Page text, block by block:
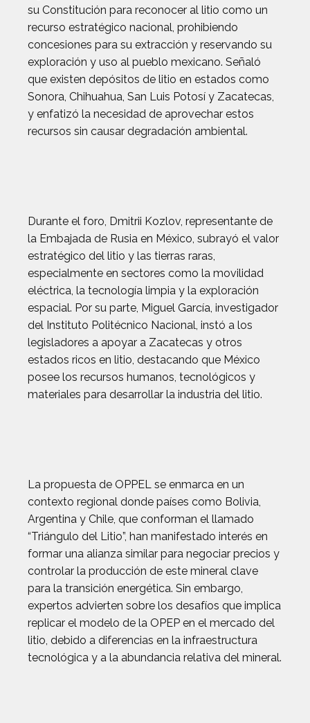
su Constitución para reconocer al litio como un
recurso estratégico nacional, prohibiendo
concesiones para su extracción y reservando su
exploración y uso al pueblo mexicano. Señaló
que existen depósitos de litio en estados como
Sonora, Chihuahua, San Luis Potosí y Zacatecas,
y enfatizó la necesidad de aprovechar estos
recursos sin causar degradación ambiental.
Durante el foro, Dmitrii Kozlov, representante de
la Embajada de Rusia en México, subrayó el valor
estratégico del litio y las tierras raras,
especialmente en sectores como la movilidad
eléctrica, la tecnología limpia y la exploración
espacial. Por su parte, Miguel García, investigador
del Instituto Politécnico Nacional, instó a los
legisladores a apoyar a Zacatecas y otros
estados ricos en litio, destacando que México
posee los recursos humanos, tecnológicos y
materiales para desarrollar la industria del litio.
La propuesta de OPPEL se enmarca en un
contexto regional donde países como Bolivia,
Argentina y Chile, que conforman el llamado
“Triángulo del Litio”, han manifestado interés en
formar una alianza similar para negociar precios y
controlar la producción de este mineral clave
para la transición energética. Sin embargo,
expertos advierten sobre los desafíos que implica
replicar el modelo de la OPEP en el mercado del
litio, debido a diferencias en la infraestructura
tecnológica y a la abundancia relativa del mineral.